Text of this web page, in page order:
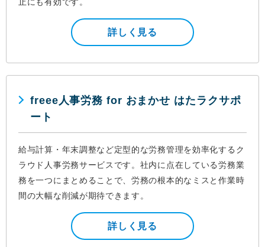
詳しく見る
freee人事労務 for おまかせ はたラクサポ
ート
給与計算・年末調整など定型的な労務管理を効率化するク
ラウド人事労務サービスです。社内に点在している労務業
務を一つにまとめることで、労務の根本的なミスと作業時
間の大幅な削減が期待できます。
詳しく見る